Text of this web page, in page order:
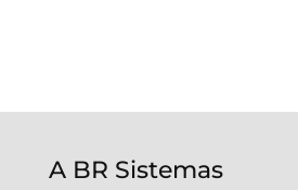
A BR Sistemas